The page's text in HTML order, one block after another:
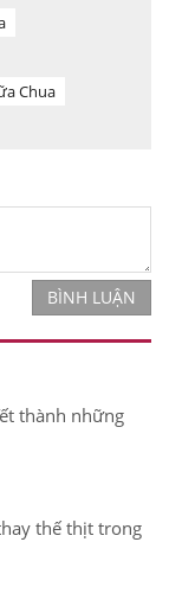
Chua
BÌNH LUẬN
thành những
thế thịt trong